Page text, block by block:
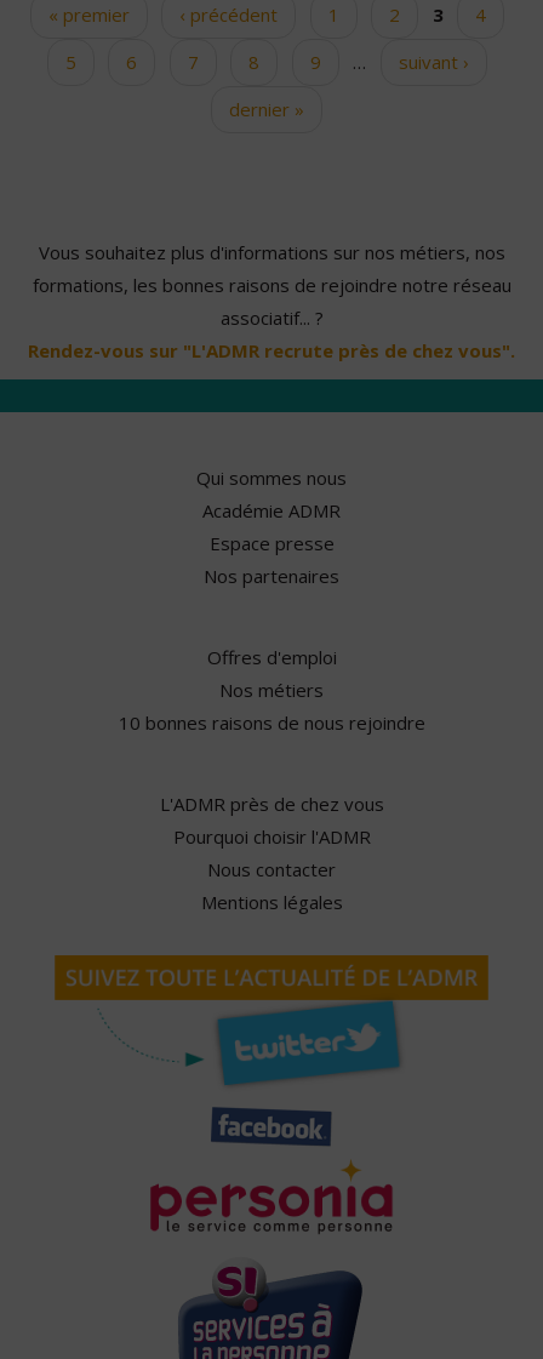
Pages« premier ‹ précédent 1 2 3
4
5
6 7 8 9 …
suivant ›
dernier »
Vous souhaitez plus d'informations sur nos métiers, nos
formations, les bonnes raisons de rejoindre notre réseau
associatif... ?
Rendez-vous sur "L'ADMR recrute près de chez vous".
Qui sommes nous
Académie ADMR
Espace presse
Nos partenaires
Offres d'emploi
Nos métiers
10 bonnes raisons de nous rejoindre
L'ADMR près de chez vous
Pourquoi choisir l'ADMR
Nous contacter
Mentions légales